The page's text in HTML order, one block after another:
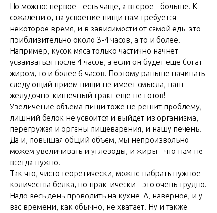
Но можно: первое - есть чаще, а второе - больше! К
сожалению, на усвоение пищи нам требуется
некоторое время, и в зависимости от самой еды это
приблизительно около 3-4 часов, а то и более.
Например, кусок мяса только частично начнет
усваиваться после 4 часов, а если он будет еще богат
жиром, то и более 6 часов. Поэтому раньше начинать
следующий прием пищи не имеет смысла, наш
желудочно-кишечный тракт еще не готов!
Увеличение объема пищи тоже не решит проблему,
лишний белок не усвоится и выйдет из организма,
перегружая и органы пищеварения, и нашу печень!
Да и, повышая общий объем, мы непроизвольно
можем увеличивать и углеводы, и жиры - что нам не
всегда нужно!
Так что, чисто теоретически, можно набрать нужное
количества белка, но практически - это очень трудно.
Надо весь день проводить на кухне. А, наверное, и у
вас времени, как обычно, не хватает! Ну и также